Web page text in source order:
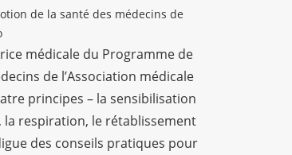
de la santé des médecins de
médicale du Programme de
de l’Association médicale
principes – la sensibilisation
respiration, le rétablissement
des conseils pratiques pour